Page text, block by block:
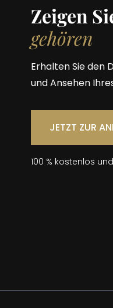
Zeigen
gehören
Erhalten Sie den
und Ansehen
JETZT ZUR
100 % kostenlos